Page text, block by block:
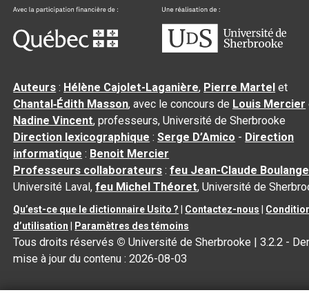
Auteurs : Hélène Cajolet-Laganière, Pierre Martel et
Chantal‑Édith Masson, avec le concours de Louis Mercier
Nadine Vincent, professeurs, Université de Sherbrooke
Direction lexicographique :Serge D’Amico - Direction
informatique : Benoit Mercier
Professeurs collaborateurs :feu Jean-Claude
Université Laval,feu Michel Théoret, Université de
Qu’est-ce que le dictionnaire Usito ? Contactez-nous
d’utilisation
Paramètres des témoins
Tous droits réservés © Université de Sherbrooke |3.2.2 -
mise à jour du contenu :2026-08-03